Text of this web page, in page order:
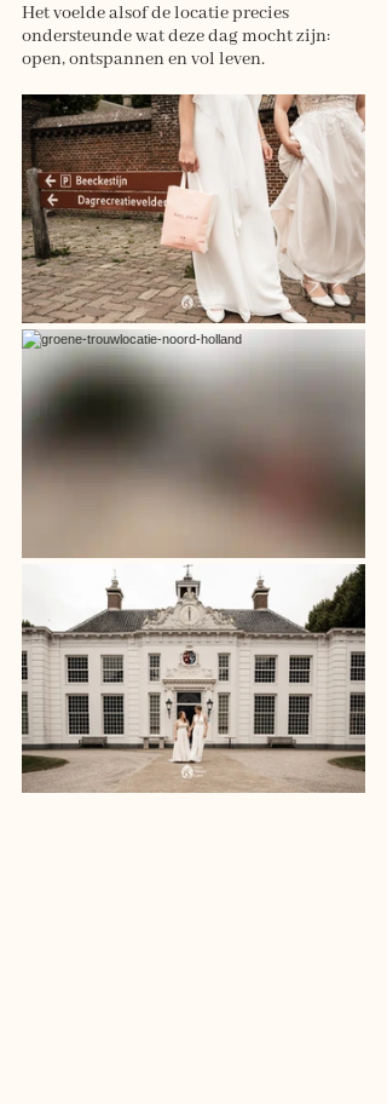
Het voelde alsof de locatie precies
ondersteunde wat deze dag mocht zijn:
open, ontspannen en vol leven.